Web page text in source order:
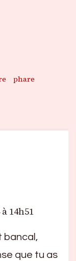
phare
14h51
bancal,
que tu as